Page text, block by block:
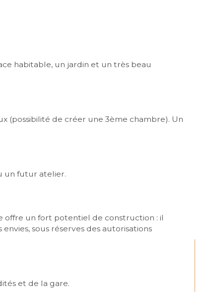
habitable, un jardin et un très beau
(possibilité de créer une 3ème chambre). Un
un futur atelier.
offre un fort potentiel de construction : il
sous réserves des autorisations
et de la gare.